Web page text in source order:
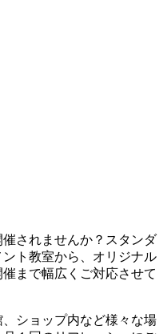
されませんか？スタンダ
ト教室から、オリジナル
まで幅広くご対応させて
ショップ内など様々な場